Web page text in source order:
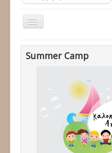
Εναλλαγή
Αρχική
Προ - Νηπιαγωγείο
Προγράμματα
Δραστηριότητες
Ανακοινώσεις
Summer Camp